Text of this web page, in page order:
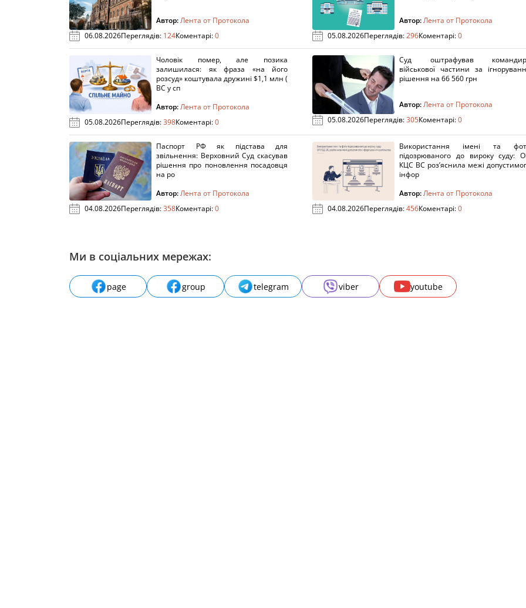
Автор:Лента от Протокола
06.08.2026Переглядів: 124Коментарі:0
Автор:Лента от Протокола
05.08.2026Переглядів:296Коментарі:0
Чоловік помер, але позика
залишилася: як фраза «на його
розсуд» коштувала дружині $1,1 млн (
ВС у сп
Автор:Лента от Протокола
05.08.2026Переглядів:398Коментарі:0
Суд оштрафував
військової частини за
рішення на 66 560 грн
Автор:Лента от Протокола
05.08.2026Переглядів:305Коментарі:0
Паспорт РФ як підстава для
звільнення: Верховний Суд скасував
рішення про поновлення посадовця
на ро
Автор:Лента от Протокола
04.08.2026Переглядів:358Коментарі:0
Використання імені та
підозрюваного до вироку суду:
КЦС ВС роз’яснила межі
інфор
Автор:Лента от Протокола
04.08.2026Переглядів:456Коментарі:0
Ми в соціальних мережах:
page group telegram viber youtube